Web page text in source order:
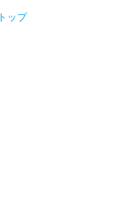
トップ